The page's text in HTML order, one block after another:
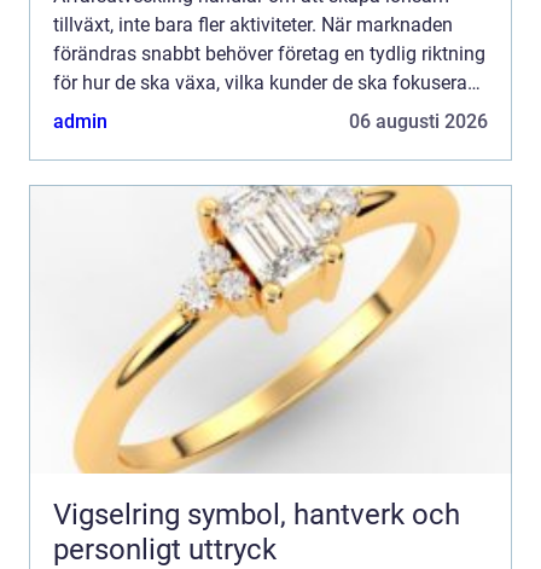
tillväxt, inte bara fler aktiviteter. När marknaden
förändras snabbt behöver företag en tydlig riktning
för hur de ska växa, vilka kunder de ska fokusera
p...
admin 06 augusti 2026
Vigselring symbol, hantverk och
personligt uttryck